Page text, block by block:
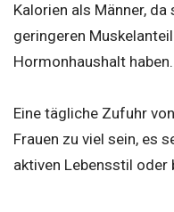
Kalorien als Männer, da
geringeren
Hormonhaushalt haben.
Eine tägliche Zufuhr
Frauen zu viel sein, es
aktiven Lebensstil oder